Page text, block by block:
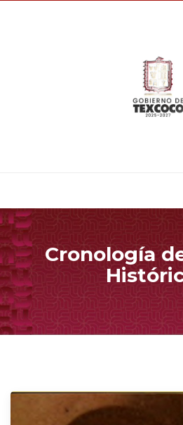
Cronología